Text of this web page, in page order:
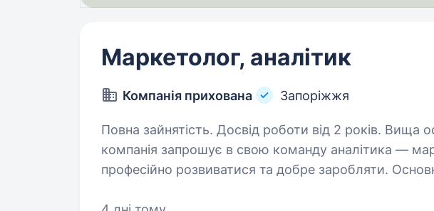
Маркетолог, аналітик
Компанія прихована Запоріжжя
Повна зайнятість. Досвід роботи від 2 років. Вища освіта.
компанія запрошує в свою команду аналітика —
професійно розвиватися та добре заробляти. Основні завдання: